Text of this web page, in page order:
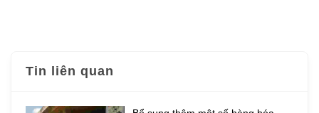
Tin liên quan